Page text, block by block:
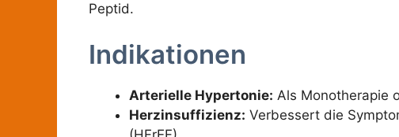
Peptid.
Indikationen
Arterielle Hypertonie: Als Monotherapie
Herzinsuffizienz: Verbessert die